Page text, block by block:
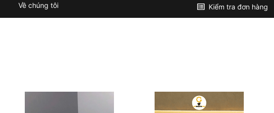
Về chúng tôi Kiểm tra đơn hàng